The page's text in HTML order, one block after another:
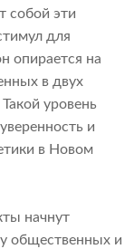
собой эти
для
опирается на
в двух
уровень
и
в Новом
начнут
общественных и